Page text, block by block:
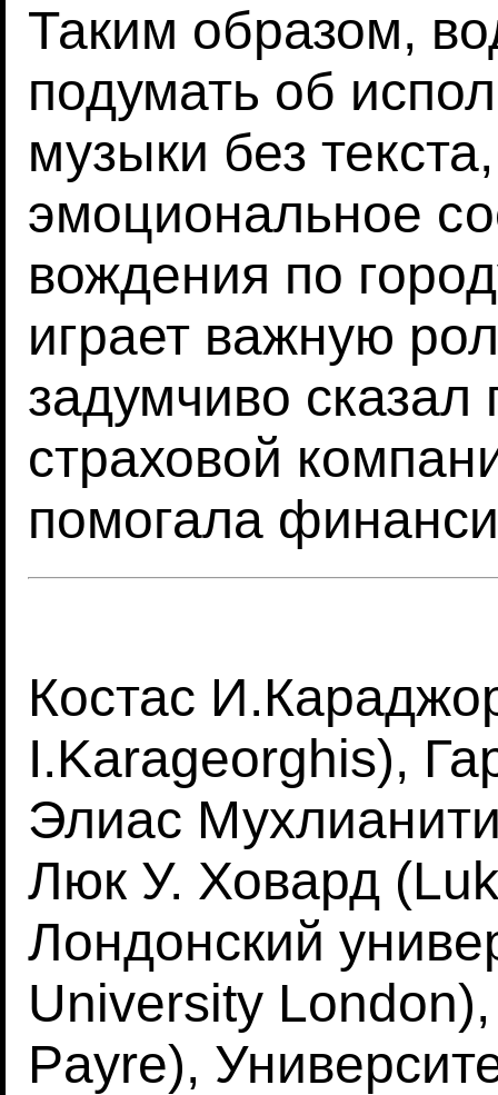
Таким образом,
подумать об
музыки без
эмоциональное
вождения по
играет важную
задумчиво сказал
страховой
помогала
Костас
I.Karageorghis),
Элиас
Люк У. Ховард
Лондонский
University
Payre),